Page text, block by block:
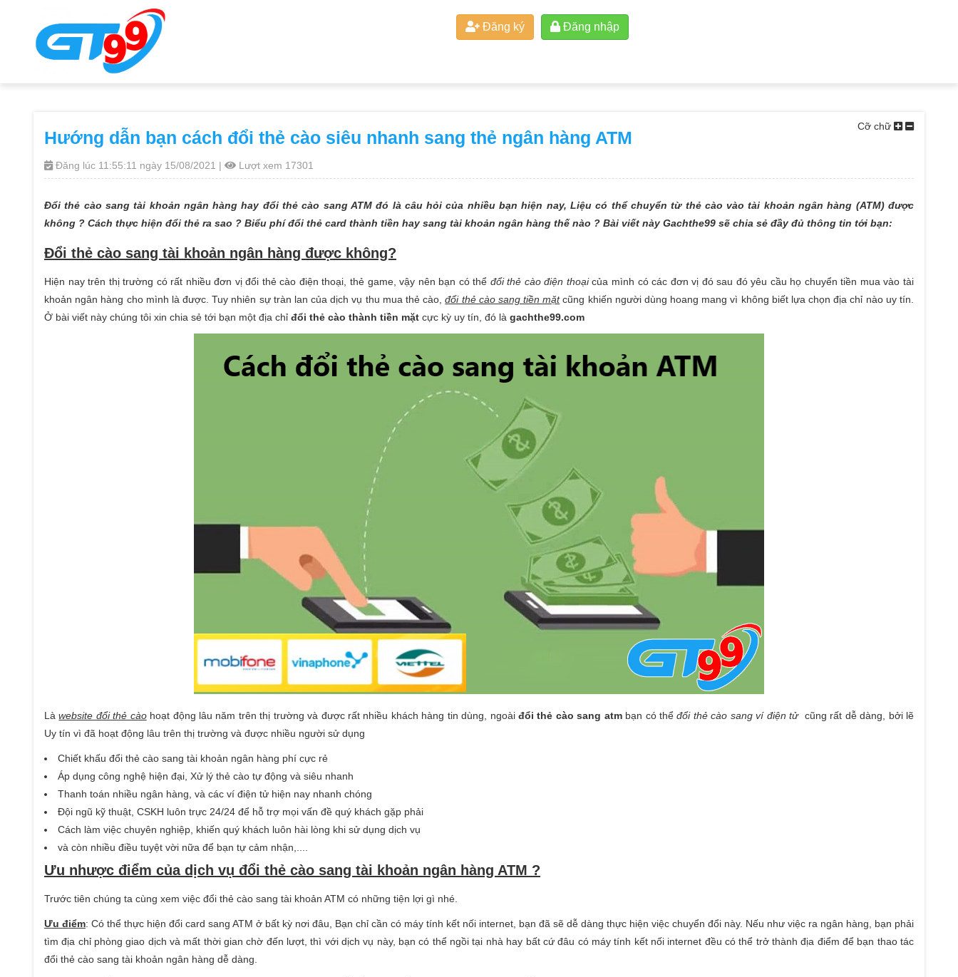
Đăng ký Đăng nhập
Hướng dẫn bạn cách đổi thẻ cào siêu nhanh sang thẻ ngân hàng ATM
Cỡ chữ
Đăng lúc 11:55:11 ngày 15/08/2021 | Lượt xem 17301
Đổi thẻ cào sang tài khoản ngân hàng hay đổi thẻ cào sang ATM đó là câu hỏi của nhiều bạn hiện nay, Liệu có thể chuyển từ thẻ cào vào tài khoản ngân hàng (ATM) được
không ? Cách thực hiện đổi thẻ ra sao ? Biểu phí đổi thẻ card thành tiền hay sang tài khoản ngân hàng thế nào ? Bài viết này Gachthe99 sẽ chia sẻ đầy đủ thông tin tới bạn:
Đổi thẻ cào sang tài khoản ngân hàng được không?
Hiện nay trên thị trường có rất nhiều đơn vị đổi thẻ cào điện thoại, thẻ game, vậy nên bạn có thể đổi thẻ cào điện thoạicủa mình có các đơn vị đó sau đó yêu cầu họ chuyển tiền mua vào tài
khoản ngân hàng cho mình là được. Tuy nhiên sự tràn lan của dịch vụ thu mua thẻ cào,đổi thẻ cào sang tiền mặtcũng khiến người dùng hoang mang vì không biết lựa chọn địa chỉ nào uy tín.
Ở bài viết này chúng tôi xin chia sẻ tới bạn một địa chỉ đổi thẻ cào thành tiền mặt cực kỳ uy tín, đó là gachthe99.com
Làwebsite đổi thẻ càohoạt động lâu năm trên thị trường và được rất nhiều khách hàng tin dùng, ngoàiđổi thẻ cào sang atmbạn có thểđổi thẻ cào sang ví điện tửcũng rất dễ dàng, bởi lẽ
Uy tín vì đã hoạt động lâu trên thị trường và được nhiều người sử dụng
Chiết khấu đổi thẻ cào sang tài khoản ngân hàng phí cực rẻ
Áp dụng công nghệ hiện đại, Xử lý thẻ cào tự động và siêu nhanh
Thanh toán nhiều ngân hàng, và các ví điện tử hiện nay nhanh chóng
Đội ngũ kỹ thuật, CSKH luôn trực 24/24 để hỗ trợ mọi vấn đề quý khách gặp phải
Cách làm việc chuyên nghiệp, khiến quý khách luôn hài lòng khi sử dụng dịch vụ
và còn nhiều điều tuyệt vời nữa để bạn tự cảm nhận,....
Ưu nhược điểm của dịch vụ đổi thẻ cào sang tài khoản ngân hàng ATM ?
Trước tiên chúng ta cùng xem việc đổi thẻ cào sang tài khoản ATM có những tiện lợi gì nhé.
Ưu điểm: Có thể thực hiện đổi card sang ATM ở bất kỳ nơi đâu, Bạn chỉ cần có máy tính kết nối internet, bạn đã sẽ dễ dàng thực hiện việc chuyển đổi này. Nếu như việc ra ngân hàng, bạn phải
tìm địa chỉ phòng giao dịch và mất thời gian chờ đến lượt, thì với dịch vụ này, bạn có thể ngồi tại nhà hay bất cứ đâu có máy tính kết nối internet đều có thể trở thành địa điểm để bạn thao tác
đổi thẻ cào sang tài khoản ngân hàng dễ dàng.